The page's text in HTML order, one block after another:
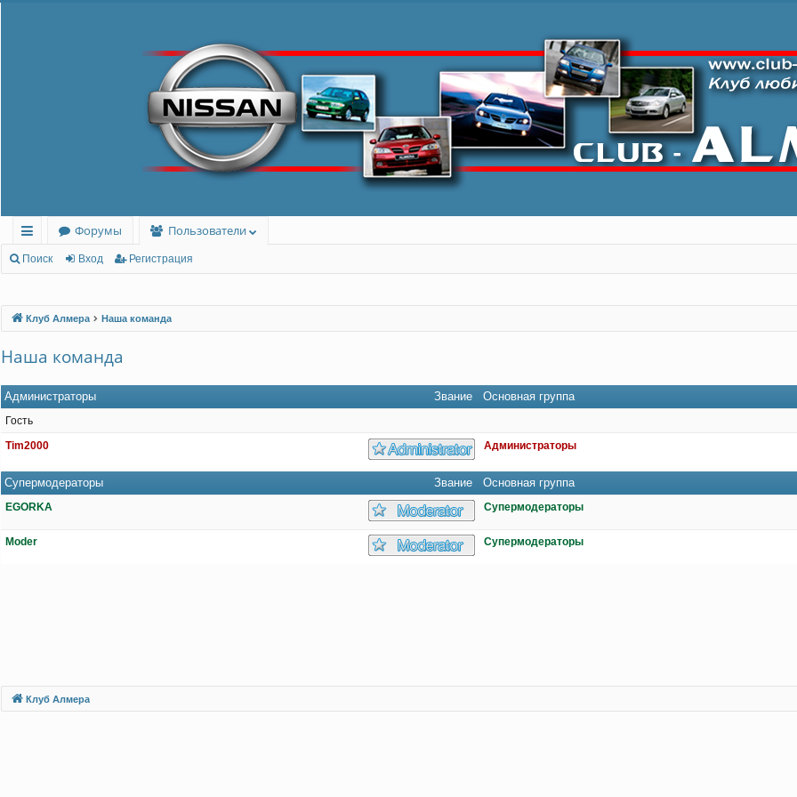
с
лк
Форумы
Пользователи
Поиск Вход Регистрация
Клуб Алмера Наша команда
Наша команда
Звание
Администраторы Основная группа
Гость
Tim2000
Администраторы
Звание
Супермодераторы Основная группа
EGORKA Супермодераторы
Moder Супермодераторы
Клуб Алмера